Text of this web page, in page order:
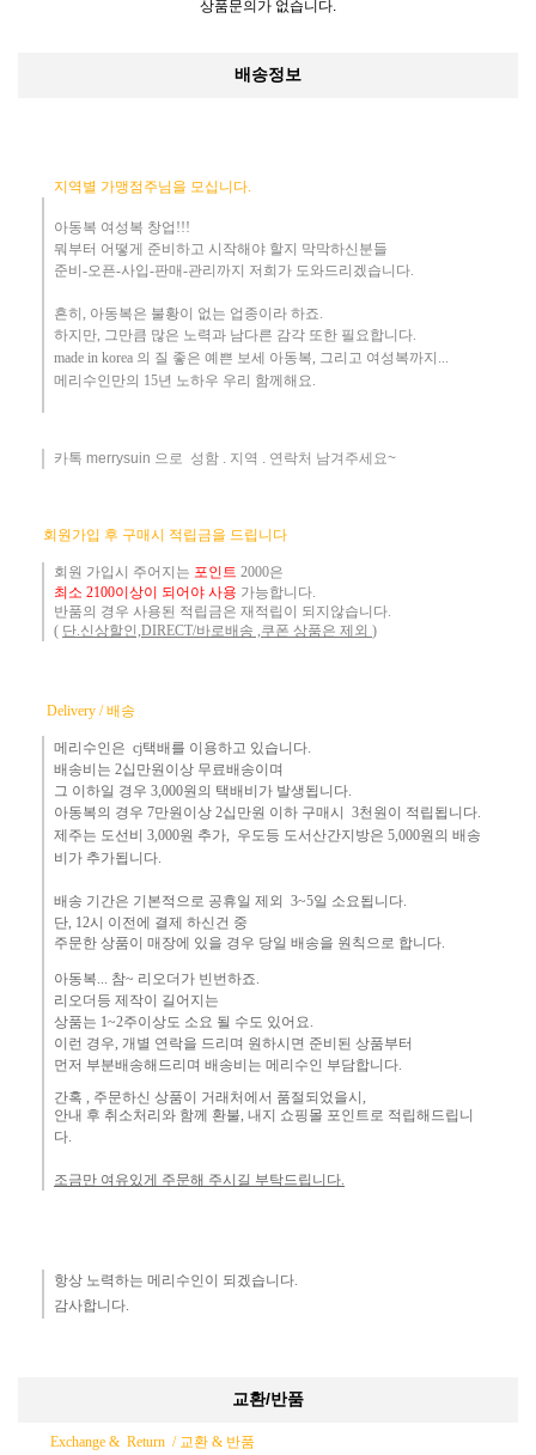
상품문의가 없습니다.
배송정보
지역별 가맹점주님을 모십니다.
아동복 여성복 창업!!!
뭐부터 어떻게 준비하고 시작해야 할지 막막하신분들
준비-오픈-사입-판매-관리까지 저희가 도와드리겠습니다.
흔히 , 아동복은 불황이 없는 업종이라 하죠.
하지만, 그만큼 많은 노력과 남다른 감각 또한 필요합니다.
made in korea 의 질 좋은 예쁜 보세 아동복, 그리고 여성복까지...
메리수인만의 15년 노하우 ​우리 함께해요.
카톡 merrysuin 으로 성함 . 지역 . 연락처 남겨주세요~
회원가입 후 구매시 적립금을 드립니다
회원 가입시 주어지는 포인트 2000은
최소 2100이상이 되어야 사용 가능합니다.
반품의 경우 사용된 적립금은 재적립이 되지않습니다.
( 단.신상할인,DIRECT/바로배송 ,쿠폰 상품은 제외 )
Delivery / 배송
메리수인은 cj택배를 이용하고 있습니다.
배송비는 2십만원이상 무료배송이며
그 이하일 경우 3,000원 의 택배비 가 발생됩니다.
아동복의 경우 7만원 이상 2십만원 이하 구매시 3천원이 적립됩니다.
제주는 도선비 3,000원 추가, 우도등 도서산간지방은 5,000원의 배송
비가 추가됩니다.
배송 기간은 기본적으로 공휴일 제외 3~5일 소요됩니다.
단, 12시 이전에 결제 하신건 중 ​
주문한 상품이 매장에 있을 경우 당일 배송을 원칙으로 합니다.
아동복... 참~ 리오더가 빈번하죠.​
리오더등 제작이 길어지는
상품는 1~2주이상도 소요 될 수도 있어요.
이런 경우, 개별 연락을 드리며 원하시면 준비된 상품부터
먼 저 부분배송해드리며 배송비는 메리수인 부담합니다.
간혹 , 주문하신 상품이 거래처에서 품절되었을시,
안내 후 취소처리와 함께 환불, 내지 쇼핑몰 포인트로 적립해드립니
다.
조금만 여유있게 주문해 주시길 부탁드립니다.
항상 노력하는 메리수인이 되겠습니다.​
감사합니다.​
교환/반품
Exchange & Return / 교환 & 반품